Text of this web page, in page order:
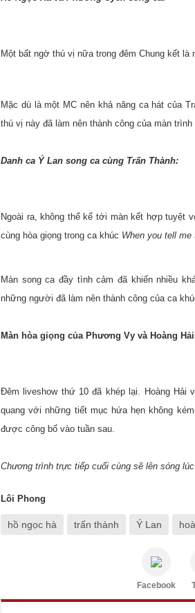
Một bất ngờ thú vị nữa trong đêm Chung kết là
Mặc dù là một MC nên khả năng ca hát của
thú vị này đã làm nên thành công của màn trình
Danh ca Ý Lan song ca cùng Trấn Thành:
Ngoài ra, không thể kể tới màn kết hợp tuyệt
cùng hòa giọng trong ca khúc When you tell me
Màn song ca đầy tình cảm đã khiến nhiều
những người đã làm nên thành công của ca
Màn hòa giọng của Phương Vy và Hoàng
Đêm liveshow thứ 10 đã khép lại. Hoàng Hải
quang với những tiết mục hứa hẹn không
được công bố vào tuần sau.
Chương trình trực tiếp cuối cùng sẽ lên sóng
Lôi Phong
hồ ngọc hà trấn thành Ý Lan
Facebook